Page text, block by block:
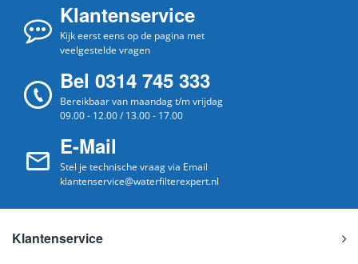
Klantenservice
Kijk eerst eens op de pagina met
veelgestelde vragen
Bel 0314 745 333
Bereikbaar van maandag t/m vrijdag
09.00 - 12.00 / 13.00 - 17.00
E-Mail
Stel je technische vraag via Email
klantenservice@waterfilterexpert.nl
Klantenservice